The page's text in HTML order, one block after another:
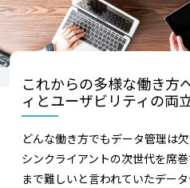
これからの多様な働き方
ィとユーザビリティの両
どんな働き方でもデータ管理は欠
シンクライアントの次世代を席
まで難しいと言われていたデー